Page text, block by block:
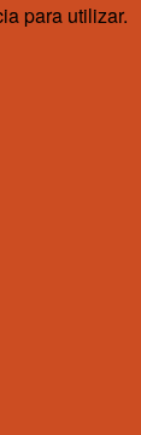
para utilizar.